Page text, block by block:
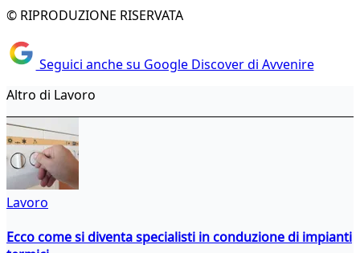
© RIPRODUZIONE RISERVATA
Seguici anche su Google Discover di Avvenire
Altro di Lavoro
Lavoro
Ecco come si diventa specialisti in conduzione di impianti